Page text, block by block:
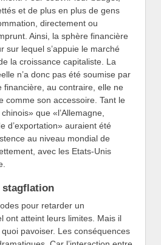
et de plus en plus de gens
directement ou
Ainsi, la sphère financière
sur lequel s’appuie le marché
la croissance capitaliste. La
n’a donc pas été soumise par
financière, au contraire, elle ne
comme son accessoire. Tant le
que «l’Allemagne,
d’exportation» auraient été
au niveau mondial de
avec les Etats-Unis
stagflation
pour retarder un
ont atteint leurs limites. Mais il
quoi pavoiser. Les conséquences